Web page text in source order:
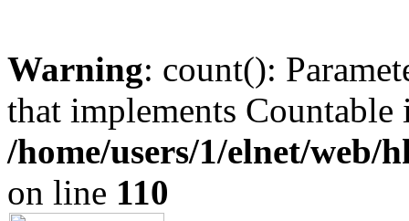
Warning: count():
that implements Countable
/home/users/1/elnet/web/
on line 110